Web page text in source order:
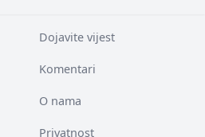
Dojavite vijest
Komentari
O nama
Privatnost